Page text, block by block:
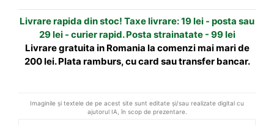
mesei
cu
ideograme
t
iLivrare rapida din stoc! Taxe livrare: 19 lei - posta sau
29 lei - curier rapid. Posta strainatate - 99 lei
Livrare gratuita in Romania la comenzi mai mari de
200 lei. Plata ramburs, cu card sau transfer bancar.
Imaginile și textele de pe acest site sunt editate și/sau realizate digital cu
ajutorul IA, în scop de prezentare.